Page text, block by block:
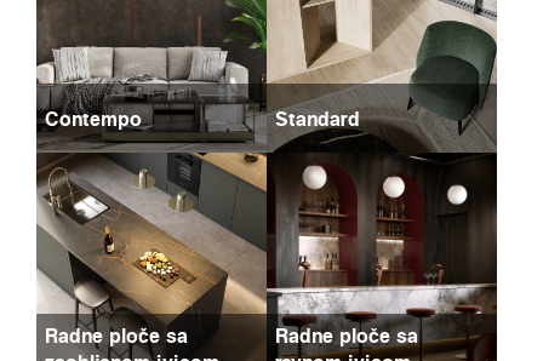
Contempo Standard
Radne ploče sa
Radne ploče sa